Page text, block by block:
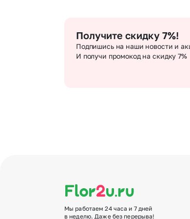
Получите скидку 7%!
Подпишись на наши новости и
И получи промокод на скидку 7%
Мы работаем 24 часа и 7 дней
в неделю. Даже без перерыва!